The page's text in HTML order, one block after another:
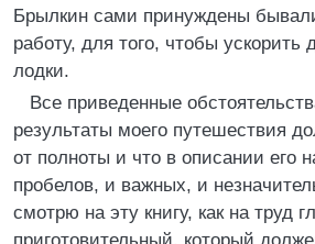
Брылкин сами принуждены
работу, для того, чтобы
лодки.
Все приведенные
результаты моего путешествия
от полноты и что в описании его
пробелов, и важных, и
смотрю на эту книгу, как на труд